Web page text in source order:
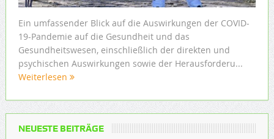
Ein umfassender Blick auf die Auswirkungen der COVID-
19-Pandemie auf die Gesundheit und das
Gesundheitswesen, einschließlich der direkten und
psychischen Auswirkungen sowie der Herausforderu...
Weiterlesen
NEUESTE BEITRÄGE